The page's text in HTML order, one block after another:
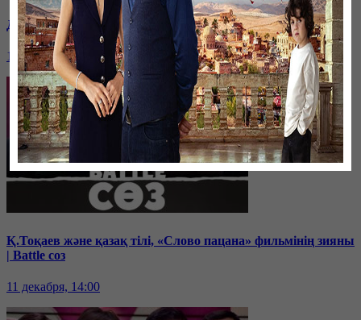
Дихан Қамзабекұлы: тәуелсіздік vs егемендік | Battle соз
19 декабря, 14:00
Қ.Тоқаев және қазақ тілі, «Слово пацана» фильмінің зияны
| Battle соз
11 декабря, 14:00